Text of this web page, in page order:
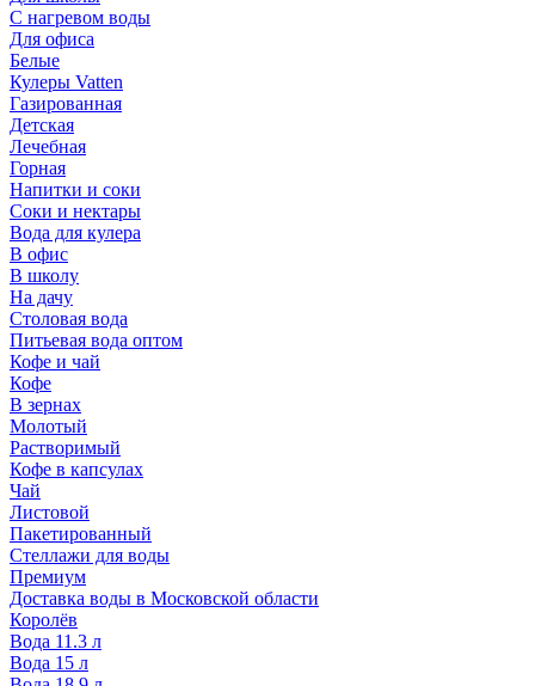
С нагревом воды
Для офиса
Белые
Кулеры Vatten
Газированная
Детская
Лечебная
Горная
Напитки и соки
Соки и нектары
Вода для кулера
В офис
В школу
На дачу
Столовая вода
Питьевая вода оптом
Кофе и чай
Кофе
В зернах
Молотый
Растворимый
Кофе в капсулах
Чай
Листовой
Пакетированный
Стеллажи для воды
Премиум
Доставка воды в Московской области
Королёв
Вода 11.3 л
Вода 15 л